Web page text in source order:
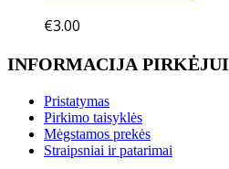
€3.00
INFORMACIJA PIRKĖJUI
Pristatymas
Pirkimo taisyklės
Mėgstamos prekės
Straipsniai ir patarimai